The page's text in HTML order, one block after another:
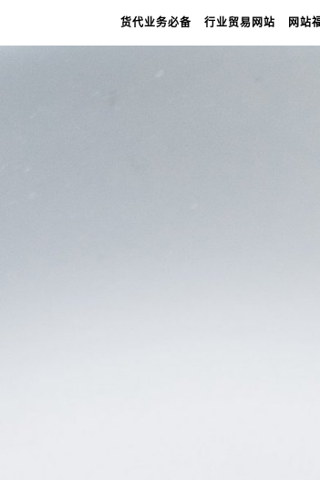
货代业务必备 行业贸易网站 网站